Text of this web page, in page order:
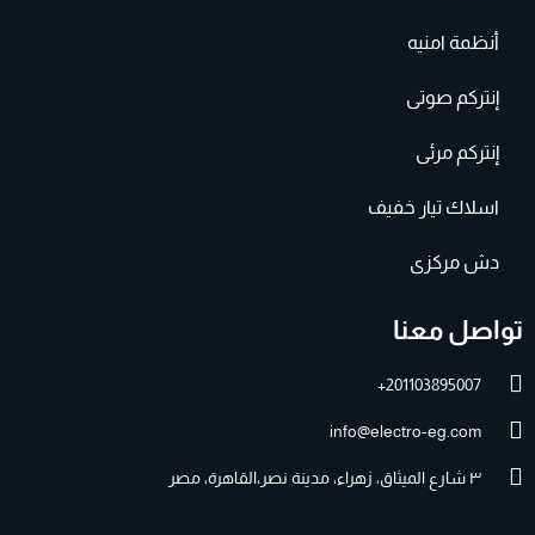
أنظمة امنيه
إنتركم صوتى
إنتركم مرئى
اسلاك تيار خفيف
دش مركزى
تواصل معنا
201103895007+
info@electro-eg.com
٣ شارع الميثاق، زهراء، مدينة نصر،القاهرة، مصر